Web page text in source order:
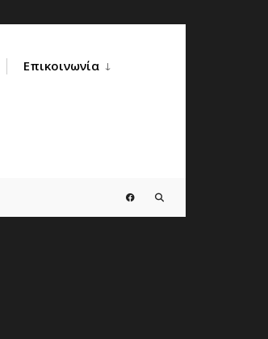
Επικοινωνία